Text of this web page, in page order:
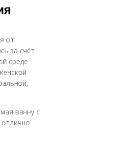
от
за счёт
среде
ванну с